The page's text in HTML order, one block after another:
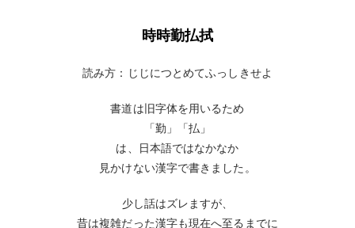
時時勤払拭
読み方：じじにつとめてふっしきせよ
書道は旧字体を用いるため
「勤」「払」
は、日本語ではなかなか
見かけない漢字で書きました。
少し話はズレますが、
昔は複雑だった漢字も現在へ至るまでに